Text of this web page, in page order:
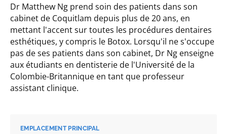
EMPLACEMENT PRINCIPAL
Dr Matthew Ng prend soin des patients dans son
cabinet de Coquitlam depuis plus de 20 ans, en
mettant l'accent sur toutes les procédures dentaires
esthétiques, y compris le Botox. Lorsqu'il ne s'occupe
pas de ses patients dans son cabinet, Dr Ng enseigne
aux étudiants en dentisterie de l'Université de la
Colombie-Britannique en tant que professeur
assistant clinique.